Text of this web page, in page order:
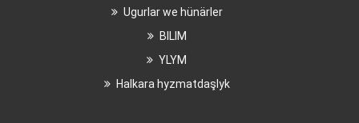
Ugurlar we hünärler
BILIM
YLYM
Halkara hyzmatdaşlyk